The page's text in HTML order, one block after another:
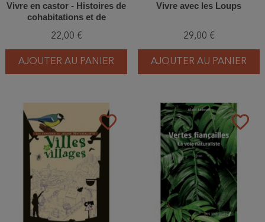
Vivre en castor - Histoires de
cohabitations et de
22,00 €
AJOUTER AU PANIER
Vivre avec les Loups
29,00 €
AJOUTER AU PANIER
favorite_border favorite_border